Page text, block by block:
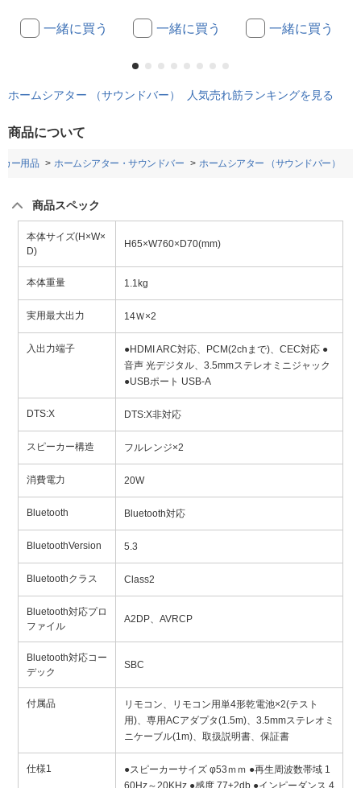
一緒に買う 一緒に買う 一緒に買う
ホームシアター （サウンドバー） 人気売れ筋ランキングを見る
商品について
ー用品 ホームシアター・サウンドバー ホームシアター （サウンドバー）
商品スペック
本体サイズ(H×W×
D)
H65×W760×D70(mm)
本体重量 1.1kg
実用最大出力 14Ｗ×2
入出力端子
●HDMI ARC対応、PCM(2chまで)、CEC対応 ●
音声 光デジタル、3.5mmステレオミニジャック
●USBポート USB-A
DTS:X DTS:X非対応
スピーカー構造 フルレンジ×2
消費電力 20W
Bluetooth Bluetooth対応
BluetoothVersion 5.3
Bluetoothクラス Class2
Bluetooth対応プロ
ファイル
A2DP、AVRCP
Bluetooth対応コー
デック
SBC
付属品
リモコン、リモコン用単4形乾電池×2(テスト
用)、専用ACアダプタ(1.5m)、3.5mmステレオミ
ニケーブル(1m)、取扱説明書、保証書
仕様1
●スピーカーサイズ φ53ｍｍ ●再生周波数帯域 1